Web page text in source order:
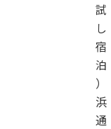
試
し
宿
泊
）
浜
通